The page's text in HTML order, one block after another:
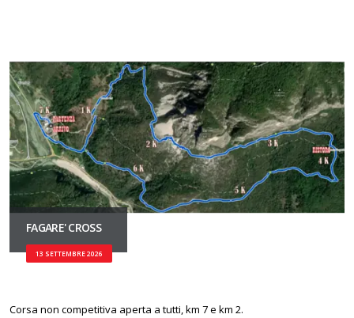
FAGARE' CROSS
13 SETTEMBRE 2026
Corsa non competitiva aperta a tutti, km 7 e km 2.